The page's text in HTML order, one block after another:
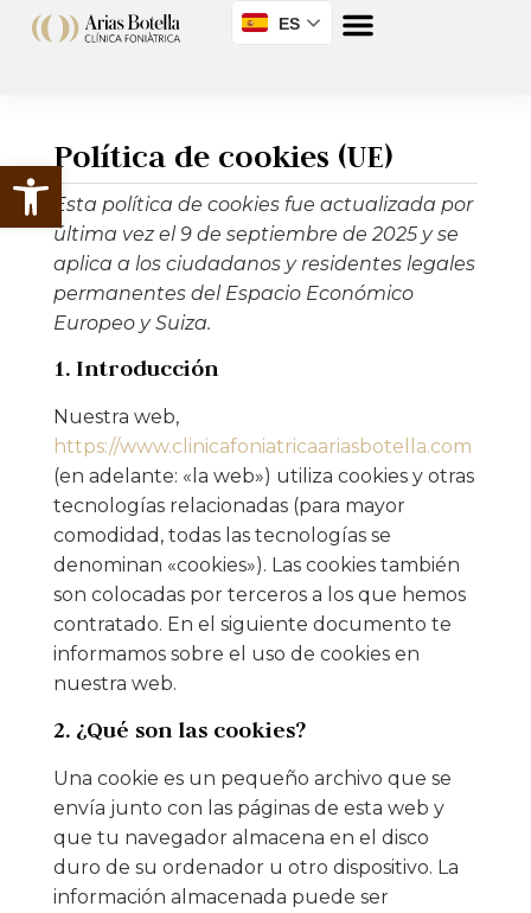
Abrir barra de herramientas
ES
Política de cookies (UE)
Esta política de cookies fue actualizada por
última vez el 9 de septiembre de 2025 y se
aplica a los ciudadanos y residentes legales
permanentes del Espacio Económico
Europeo y Suiza.
1. Introducción
Nuestra web,
https://www.clinicafoniatricaariasbotella.com
(en adelante: «la web») utiliza cookies y otras
tecnologías relacionadas (para mayor
comodidad, todas las tecnologías se
denominan «cookies»). Las cookies también
son colocadas por terceros a los que hemos
contratado. En el siguiente documento te
informamos sobre el uso de cookies en
nuestra web.
2. ¿Qué son las cookies?
Una cookie es un pequeño archivo que se
envía junto con las páginas de esta web y
que tu navegador almacena en el disco
duro de su ordenador u otro dispositivo. La
información almacenada puede ser